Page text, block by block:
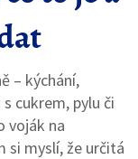
– kýchání,
cukrem, pylu či
voják na
si myslí, že určitá